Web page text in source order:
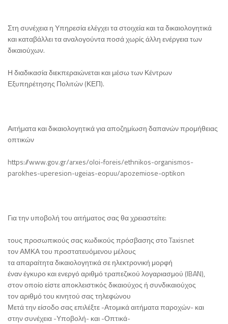
Στη συνέχεια η Υπηρεσία ελέγχει τα στοιχεία και τα δικαιολογητικά
και καταβάλλει τα αναλογούντα ποσά χωρίς άλλη ενέργεια των
δικαιούχων.
Η διαδικασία διεκπεραιώνεται και μέσω των Κέντρων
Εξυπηρέτησης Πολιτών (ΚΕΠ).
Αιτήματα και δικαιολογητικά για αποζημίωση δαπανών προμήθειας
οπτικών
https://www.gov.gr/arxes/oloi-foreis/ethnikos-organismos-
parokhes-uperesion-ugeias-eopuu/apozemiose-optikon
Για την υποβολή του αιτήματος σας θα χρειαστείτε:
τους προσωπικούς σας κωδικούς πρόσβασης στο Taxisnet
τον ΑΜΚΑ του προστατευόμενου μέλους
τα απαραίτητα δικαιολογητικά σε ηλεκτρονική μορφή
έναν έγκυρο και ενεργό αριθμό τραπεζικού λογαριασμού (IBAN),
στον οποίο είστε αποκλειστικός δικαιούχος ή συνδικαιούχος
τον αριθμό του κινητού σας τηλεφώνου
Μετά την είσοδο σας επιλέξτε -Ατομικά αιτήματα παροχών- και
στην συνέχεια -Υποβολή- και -Οπτικά-